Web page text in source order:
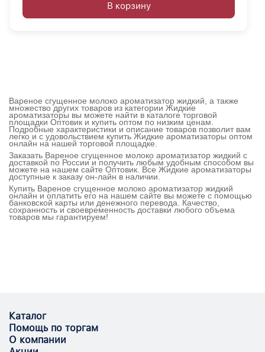
В корзину
Вареное сгущенное молоко ароматизатор жидкий, а также
множество других товаров из категории Жидкие
ароматизаторы вы можете найти в каталоге торговой
площадки Оптовик и купить оптом по низким ценам.
Подробные характеристики и описание товаров позволит вам
легко и с удовольствием купить Жидкие ароматизаторы оптом
онлайн на нашей торговой площадке.
Заказать Вареное сгущенное молоко ароматизатор жидкий с
доставкой по России и получить любым удобным способом вы
можете на нашем сайте Оптовик. Все Жидкие ароматизаторы
доступные к заказу он-лайн в наличии.
Купить Вареное сгущенное молоко ароматизатор жидкий
онлайн и оплатить его на нашем сайте вы можете с помощью
банковской карты или денежного перевода. Качество,
сохранность и своевременность доставки любого объема
товаров мы гарантируем!
Каталог
Помощь по торгам
О компании